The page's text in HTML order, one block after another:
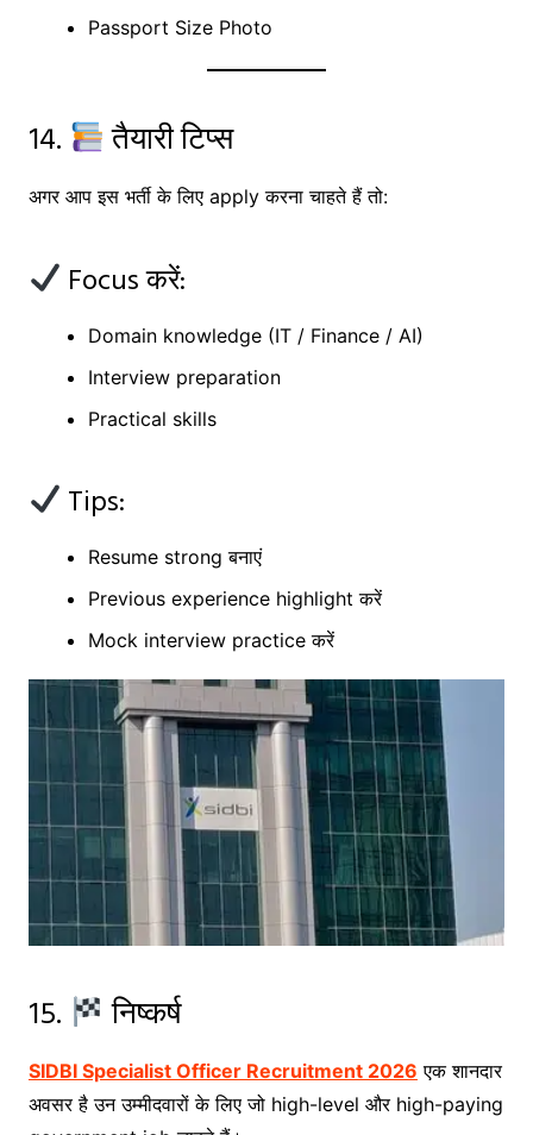
Passport Size Photo
14. तैयारी टिप्स
अगर आप इस भर्ती के लिए apply करना चाहते हैं तो:
Focus करें:
Domain knowledge (IT / Finance / AI)
Interview preparation
Practical skills
Tips:
Resume strong बनाएं
Previous experience highlight करें
Mock interview practice करें
15. निष्कर्ष
SIDBI Specialist Officer Recruitment 2026 एक शानदार
अवसर है उन उम्मीदवारों के लिए जो high-level और high-paying